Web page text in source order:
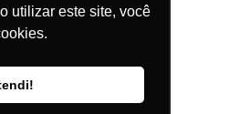
utilizar este site, você